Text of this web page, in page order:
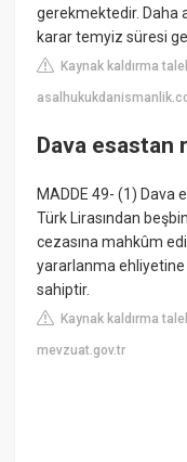
gerekmektedir. Daha
karar temyiz süresi
Kaynak kaldırma
Dava esastan
MADDE 49- (1) Dava
Türk Lirasından
cezasına mahkûm
yararlanma
sahiptir.
Kaynak kaldırma
mevzuat.gov.tr